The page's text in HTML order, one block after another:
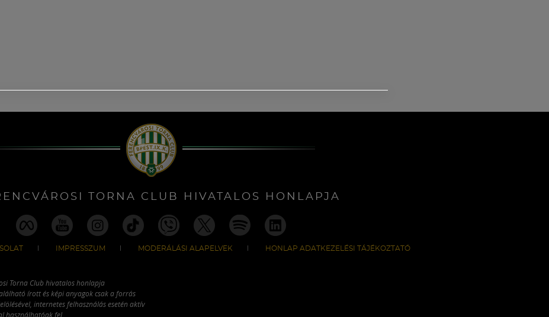
TORNA CLUB HIVATALOS HONLAPJA
IMPRESSZUM MODERÁLÁSI ALAPELVEK HONLAP ADATKEZELÉSI TÁJÉKOZTATÓ
Torna Club hivatalos honlapja
írott és képi anyagok csak a forrás
internetes felhasználás esetén aktív
használhatóak fel.